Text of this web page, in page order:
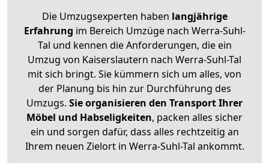
Die Umzugsexperten haben langjährige
Erfahrung im Bereich Umzüge nach Werra-Suhl-
Tal und kennen die Anforderungen, die ein
Umzug von Kaiserslautern nach Werra-Suhl-Tal
mit sich bringt. Sie kümmern sich um alles, von
der Planung bis hin zur Durchführung des
Umzugs. Sie organisieren den Transport Ihrer
Möbel und Habseligkeiten, packen alles sicher
ein und sorgen dafür, dass alles rechtzeitig an
Ihrem neuen Zielort in Werra-Suhl-Tal ankommt.